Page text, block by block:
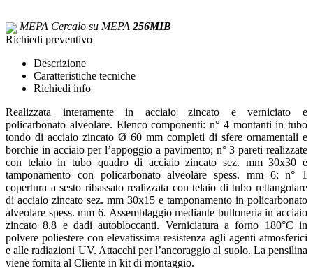
MEPA Cercalo su MEPA 256MIB
Richiedi preventivo
Descrizione
Caratteristiche tecniche
Richiedi info
Realizzata interamente in acciaio zincato e verniciato e
policarbonato alveolare. Elenco componenti: n° 4 montanti in tubo
tondo di acciaio zincato Ø 60 mm completi di sfere ornamentali e
borchie in acciaio per l’appoggio a pavimento; n° 3 pareti realizzate
con telaio in tubo quadro di acciaio zincato sez. mm 30x30 e
tamponamento con policarbonato alveolare spess. mm 6; n° 1
copertura a sesto ribassato realizzata con telaio di tubo rettangolare
di acciaio zincato sez. mm 30x15 e tamponamento in policarbonato
alveolare spess. mm 6. Assemblaggio mediante bulloneria in acciaio
zincato 8.8 e dadi autobloccanti. Verniciatura a forno 180°C in
polvere poliestere con elevatissima resistenza agli agenti atmosferici
e alle radiazioni UV. Attacchi per l’ancoraggio al suolo. La pensilina
viene fornita al Cliente in kit di montaggio.